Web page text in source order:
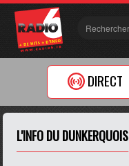
DIRECT
L'INFO DU DUNKERQUOIS